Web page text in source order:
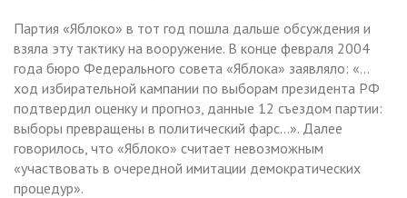
Партия «Яблоко» в тот год пошла дальше обсуждения и
взяла эту тактику на вооружение. В конце февраля 2004
года бюро Федерального совета «Яблока» заявляло: «…
ход избирательной кампании по выборам президента РФ
подтвердил оценку и прогноз, данные 12 съездом партии:
выборы превращены в политический фарс…». Далее
говорилось, что «Яблоко» считает невозможным
«участвовать в очередной имитации демократических
процедур».